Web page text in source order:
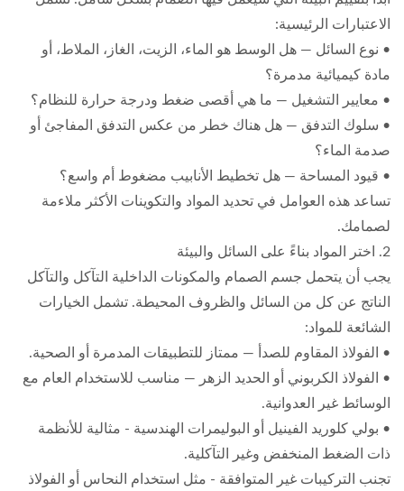
الاعتبارات الرئيسية:
• نوع السائل — هل الوسط هو الماء، الزيت، الغاز، الملاط، أو
مادة كيميائية مدمرة؟
• معايير التشغيل — ما هي أقصى ضغط ودرجة حرارة للنظام؟
• سلوك التدفق — هل هناك خطر من عكس التدفق المفاجئ أو
صدمة الماء؟
• قيود المساحة — هل تخطيط الأنابيب مضغوط أم واسع؟
تساعد هذه العوامل في تحديد المواد والتكوينات الأكثر ملاءمة
لصمامك.
2. اختر المواد بناءً على السائل والبيئة
يجب أن يتحمل جسم الصمام والمكونات الداخلية التآكل والتآكل
الناتج عن كل من السائل والظروف المحيطة. تشمل الخيارات
الشائعة للمواد:
• الفولاذ المقاوم للصدأ — ممتاز للتطبيقات المدمرة أو الصحية.
• الفولاذ الكربوني أو الحديد الزهر — مناسب للاستخدام العام مع
الوسائط غير العدوانية.
• بولي كلوريد الفينيل أو البوليمرات الهندسية - مثالية للأنظمة
ذات الضغط المنخفض وغير التآكلية.
تجنب التركيبات غير المتوافقة - مثل استخدام النحاس أو الفولاذ